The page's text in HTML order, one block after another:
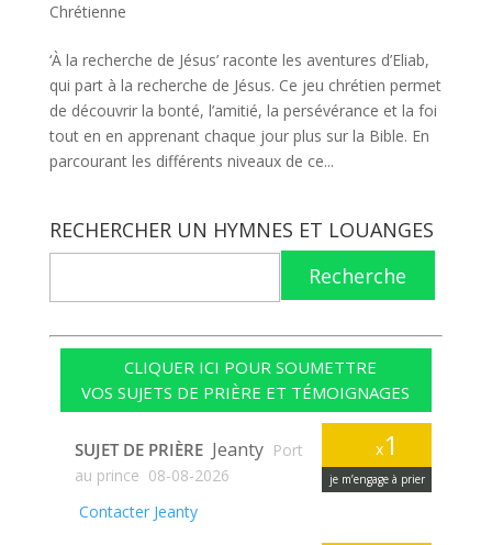
Chrétienne
‘À la recherche de Jésus’ raconte les aventures d’Eliab,
qui part à la recherche de Jésus. Ce jeu chrétien permet
de découvrir la bonté, l’amitié, la persévérance et la foi
tout en en apprenant chaque jour plus sur la Bible. En
parcourant les différents niveaux de ce...
RECHERCHER UN HYMNES ET LOUANGES
Recherche
CLIQUER ICI POUR SOUMETTRE
VOS SUJETS DE PRIÈRE ET TÉMOIGNAGES
x1
je m’engage à prier
SUJET DE PRIÈRE Jeanty Port
au prince 08-08-2026
Contacter Jeanty